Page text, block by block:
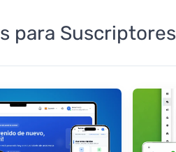
para Suscriptores